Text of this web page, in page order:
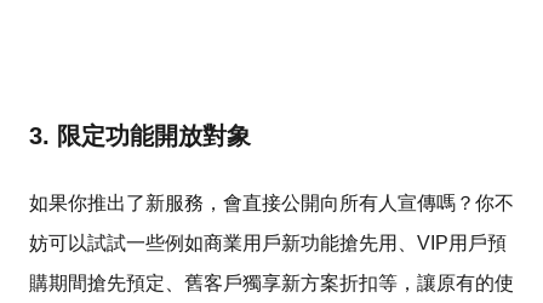
3. 限定功能開放對象
如果你推出了新服務，會直接公開向所有人宣傳嗎？你不
妨可以試試一些例如商業用戶新功能搶先用、VIP用戶預
購期間搶先預定、舊客戶獨享新方案折扣等，讓原有的使